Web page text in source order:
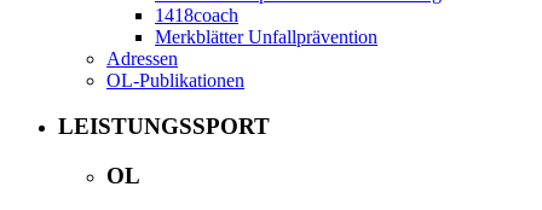
1418coach
Merkblätter Unfallprävention
Adressen
OL-Publikationen
LEISTUNGSSPORT
OL